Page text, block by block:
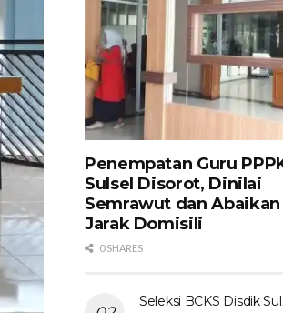
Penempatan Guru
Sulsel Disorot, Dinilai
Semrawut dan Abaikan
Jarak Domisili
0 SHARES
Seleksi BCKS Disdik